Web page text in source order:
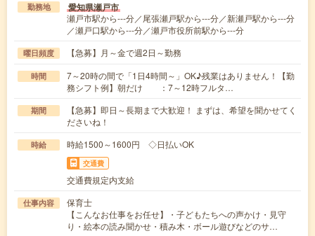
勤務地 愛知県瀬戸市
瀬戸市駅から---分／尾張瀬戸駅から---分／新瀬戸駅から---分
／瀬戸口駅から---分／瀬戸市役所前駅から---分
曜日頻度 【急募】月～金で週2日～勤務
時間
7～20時の間で「1日4時間～」OK♪残業はありません！【勤
務シフト例】朝だけ ：7～12時フルタ…
期間
【急募】即日～長期まで大歓迎！ まずは、希望を聞かせてく
ださいね！
時給 時給1500～1600円 ◇日払いOK
交通費
交通費規定内支給
仕事内容
保育士
【こんなお仕事をお任せ】・子どもたちへの声かけ・見守
り・絵本の読み聞かせ・積み木・ボール遊びなどのサ…